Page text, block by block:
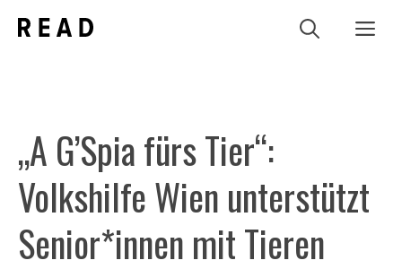
Inhalt
„A G’Spia fürs Tier“:
Volkshilfe Wien unterstützt
Senior*innen mit Tieren